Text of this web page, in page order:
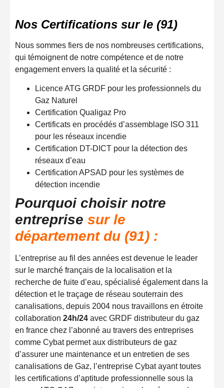
Nos Certifications sur le (91)
Nous sommes fiers de nos nombreuses certifications,
qui témoignent de notre compétence et de notre
engagement envers la qualité et la sécurité :
Licence ATG GRDF pour les professionnels du
Gaz Naturel
Certification Qualigaz Pro
Certificats en procédés d’assemblage ISO 311
pour les réseaux incendie
Certification DT-DICT pour la détection des
réseaux d’eau
Certification APSAD pour les systèmes de
détection incendie
Pourquoi choisir notre
entreprise sur le
département du (91) :
L’entreprise au fil des années est devenue le leader
sur le marché français de la localisation et la
recherche de fuite d’eau, spécialisé également dans la
détection et le traçage de réseau souterrain des
canalisations, depuis 2004 nous travaillons en étroite
collaboration 24h/24 avec GRDF distributeur du gaz
en france chez l’abonné au travers des entreprises
comme Cybat permet aux distributeurs de gaz
d’assurer une maintenance et un entretien de ses
canalisations de Gaz, l’entreprise Cybat ayant toutes
les certifications d’aptitude professionnelle sous la